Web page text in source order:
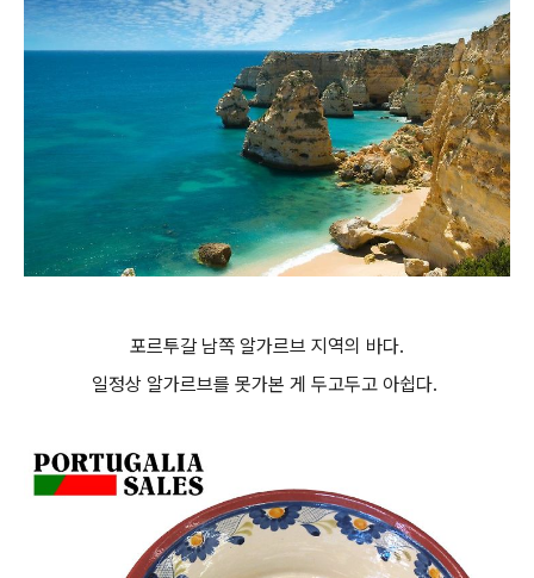
포르투갈 남쪽 알가르브 지역의 바다.
일정상 알가르브를 못가본 게 두고두고 아쉽다.